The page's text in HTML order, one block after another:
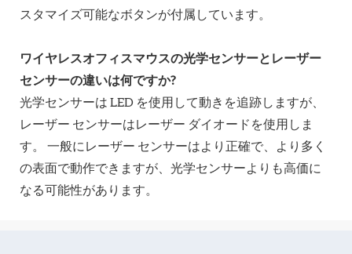
スタマイズ可能なボタンが付属しています。
ワイヤレスオフィスマウスの光学センサーとレーザー
センサーの違いは何ですか?
光学センサーは LED を使用して動きを追跡しますが、
レーザー センサーはレーザー ダイオードを使用しま
す。 一般にレーザー センサーはより正確で、より多く
の表面で動作できますが、光学センサーよりも高価に
なる可能性があります。